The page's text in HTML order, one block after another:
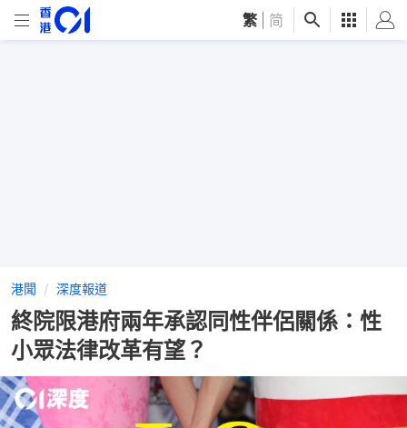
繁 简
港聞 深度報道
終院限港府兩年承認同性伴侶關係：性
小眾法律改革有望？